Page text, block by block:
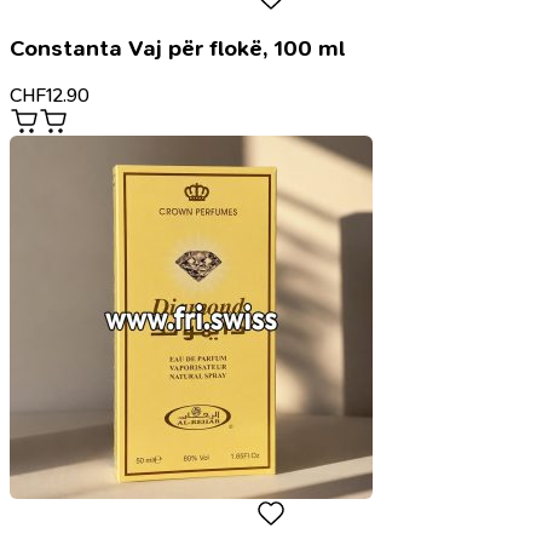
Constanta Vaj për flokë, 100 ml
CHF12.90